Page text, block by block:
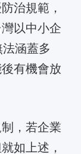
治規範，
以中小企
涵蓋多
有機會放
，若企業
如上述，